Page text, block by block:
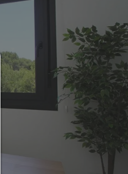
Um fortfahren zu
Auswahl treffen.
Erläuterung der